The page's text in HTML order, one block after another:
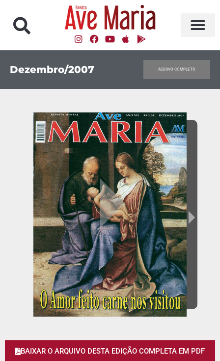
Dezembro/2007 ACERVO COMPLETO
BAIXAR O ARQUIVO DESTA EDIÇÃO COMPLETA EM PDF